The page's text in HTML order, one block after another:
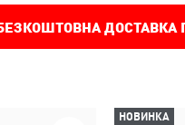
ДОСТАВКА
НОВИНКА